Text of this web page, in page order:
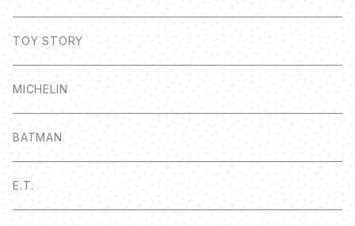
TOY STORY
MICHELIN
BATMAN
E.T.